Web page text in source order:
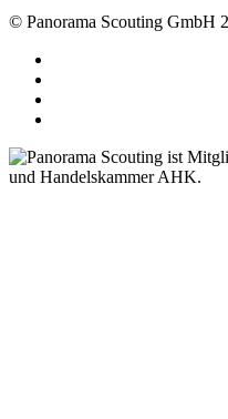
© Panorama Scouting GmbH